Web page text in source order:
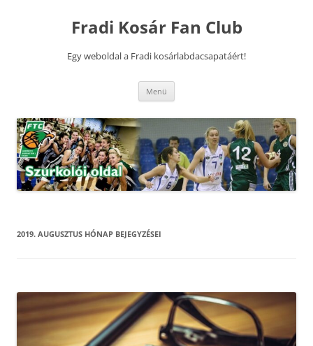
Fradi Kosár Fan Club
Egy weboldal a Fradi kosárlabdacsapatáért!
Menü
2019. AUGUSZTUS HÓNAP BEJEGYZÉSEI